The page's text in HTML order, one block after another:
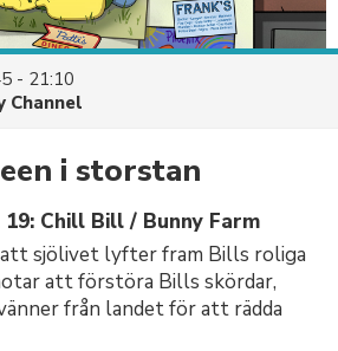
- 21:10
Channel
i storstan
Chill Bill / Bunny Farm
sjölivet lyfter fram Bills roliga
att förstöra Bills skördar,
från landet för att rädda